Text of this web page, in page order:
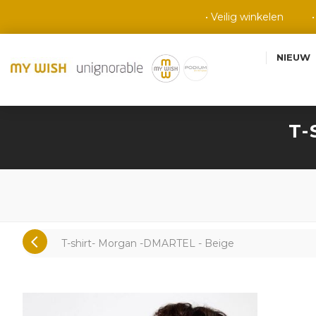
• Veilig winkelen
NIEUW
T-shirt- Morgan -DMARTEL - Beige
T-